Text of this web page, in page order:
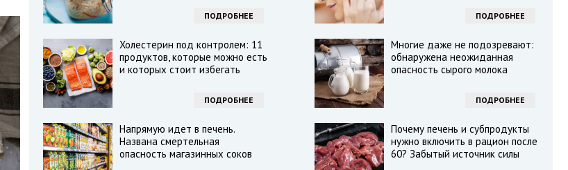
ПОДРОБНЕЕ ПОДРОБНЕЕ
Холестерин под контролем: 11
продуктов, которые можно есть
и которых стоит избегать
ПОДРОБНЕЕ
Многие даже не подозревают:
обнаружена неожиданная
опасность сырого молока
ПОДРОБНЕЕ
Напрямую идет в печень.
Названа смертельная
опасность магазинных соков
Почему печень и субпродукты
нужно включить в рацион после
60? Забытый источник силы